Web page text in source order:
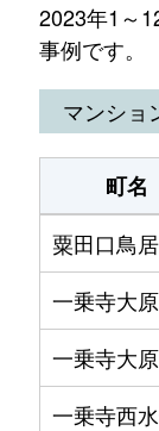
2023年1～
事例です。
マンショ
町名
粟田口鳥
一乗寺大
一乗寺大
一乗寺西